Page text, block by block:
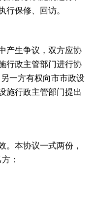
行保修、回访。
产生争议，双方应协
行政主管部门进行协
一方有权向市市政设
施行政主管部门提出
。本协议一式两份，
：